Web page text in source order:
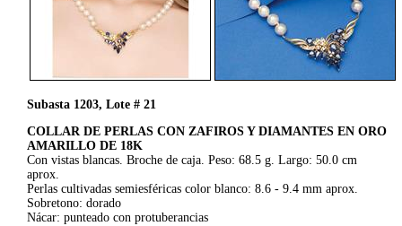
Subasta 1203, Lote # 21
COLLAR DE PERLAS CON ZAFIROS Y DIAMANTES EN ORO
AMARILLO DE 18K
Con vistas blancas. Broche de caja. Peso: 68.5 g. Largo: 50.0 cm
aprox.
Perlas cultivadas semiesféricas color blanco: 8.6 - 9.4 mm aprox.
Sobretono: dorado
Nácar: punteado con protuberancias